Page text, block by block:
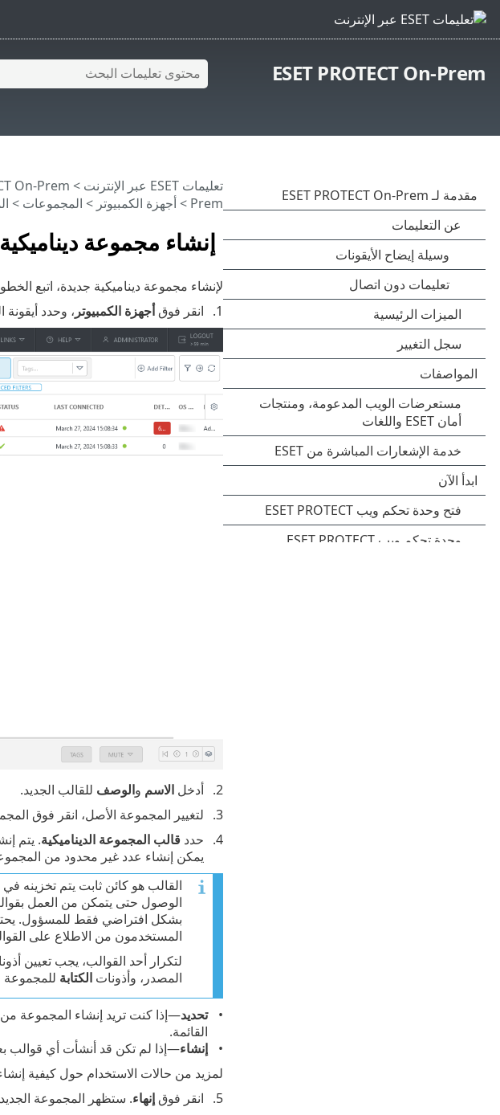
ESET PROTECT On-Prem
إنشاء مجموعة
تعليمات ESET عبر الإنترنت >
On-Prem
Prem
>أجهزة الكمبيوتر > المجموعات >
لإنشاء مجموعة ديناميكية جديدة، اتبع
انقر فوقأجهزة الكمبيوتر ، وحدد
أدخل الاسم والوصف للقالب الجديد.
لتغيير المجموعة الأصل، انقر فوق
حدد قالب المجموعة الديناميكية. يتم
يمكن إنشاء عدد غير محدود من
القالب هو كائن ثابت يتم تخزينه
الوصول حتى يتمكن من العمل
بشكل افتراضي فقط للمسؤول.
المستخدمون من الاطلاع على
لتكرار أحد القوالب، يجب تعيين
المصدر، وأذونات الكتابة للمجموعة
تحديد—إذا كنت تريد إنشاء المجموعة
القائمة.
إنشاء—إذا لم تكن قد أنشأت أي قوالب
لمزيد من حالات الاستخدام حول كيفية
انقر فوقإنهاء. ستظهر المجموعة